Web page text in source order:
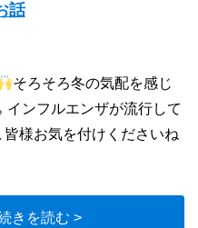
話
そろそろ冬の気配を感じ
インフルエンザが流行して
皆様お気を付けくださいね
きを読む >